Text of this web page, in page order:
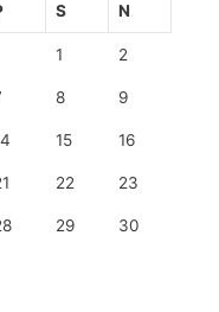
S N
1 2
8 9
15 16
22 23
29 30